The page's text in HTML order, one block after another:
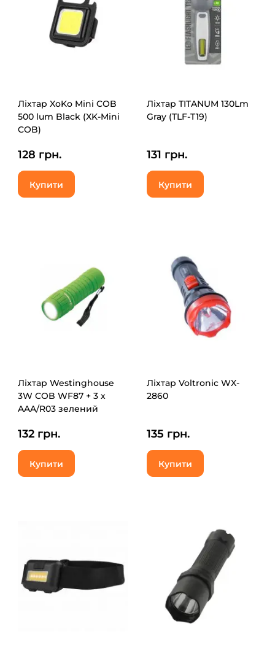
Ліхтар XoKo Mini COB
500 lum Black (XK-Mini
COB)
128 грн.
Купити
Ліхтар TITANUM 130Lm
Gray (TLF-T19)
131 грн.
Купити
Ліхтар Westinghouse
3W COB WF87 + 3 х
AAA/R03 зелений
3R03PD16(green))
132 грн.
Купити
Ліхтар Voltronic WX-
2860
135 грн.
Купити